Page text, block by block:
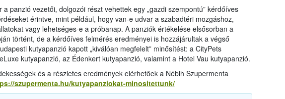
panzió vezetői, dolgozói részt vehettek egy „gazdi szempontú” kérdőíves
érintve, mint például, hogy van-e udvar a szabadtéri mozgáshoz,
vagy lehetséges-e a próbanap. A panziók értékelése elsősorban a
történt, de a kérdőíves felmérés eredményei is hozzájárultak a végső
kutyapanzió kapott „kiválóan megfelelt” minősítést: a CityPets
kutyapanzió, az Édenkert kutyapanzió, valamint a Hotel Vau kutyapanzió.
és a részletes eredmények elérhetőek a Nébih Szupermenta
szupermenta.hu/kutyapanziokat-minositettunk/